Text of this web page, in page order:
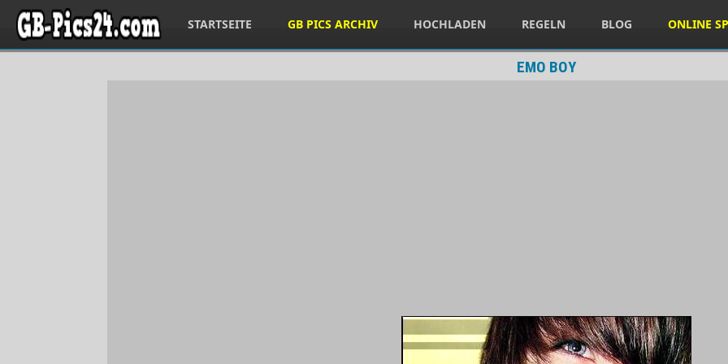
STARTSEITE GB PICS ARCHIV HOCHLADEN REGELN BLOG ONLINE
EMO BOY